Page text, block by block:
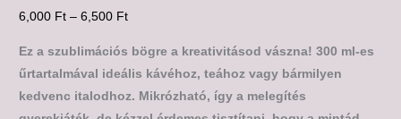
6,000 Ft – 6,500 Ft
Ez a szublimációs bögre a kreativitásod vászna! 300 ml-es
űrtartalmával ideális kávéhoz, teához vagy bármilyen
kedvenc italodhoz. Mikrózható, így a melegítés